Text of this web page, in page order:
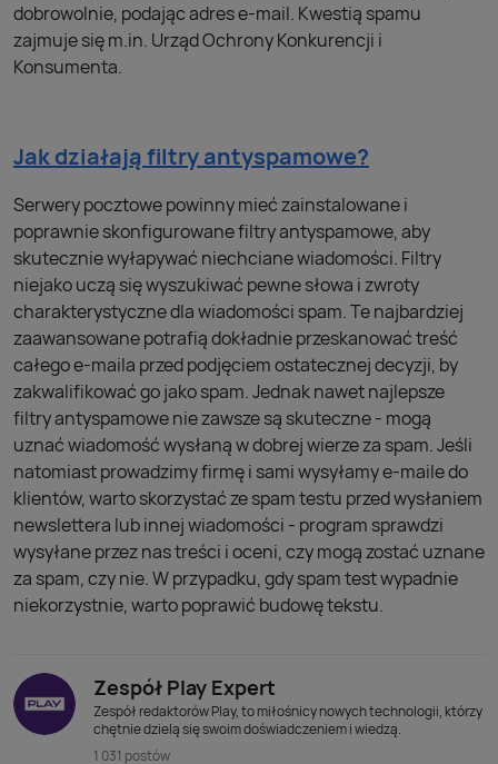
dobrowolnie, podając adres e-mail. Kwestią spamu
zajmuje się m.in. Urząd Ochrony Konkurencji i
Konsumenta.
Jak działają filtry antyspamowe?
Serwery pocztowe powinny mieć zainstalowane i
poprawnie skonfigurowane filtry antyspamowe, aby
skutecznie wyłapywać niechciane wiadomości. Filtry
niejako uczą się wyszukiwać pewne słowa i zwroty
charakterystyczne dla wiadomości spam. Te najbardziej
zaawansowane potrafią dokładnie przeskanować treść
całego e-maila przed podjęciem ostatecznej decyzji, by
zakwalifikować go jako spam. Jednak nawet najlepsze
filtry antyspamowe nie zawsze są skuteczne - mogą
uznać wiadomość wysłaną w dobrej wierze za spam. Jeśli
natomiast prowadzimy firmę i sami wysyłamy e-maile do
klientów, warto skorzystać ze spam testu przed wysłaniem
newslettera lub innej wiadomości - program sprawdzi
wysyłane przez nas treści i oceni, czy mogą zostać uznane
za spam, czy nie. W przypadku, gdy spam test wypadnie
niekorzystnie, warto poprawić budowę tekstu.
Zespół Play Expert
Zespół redaktorów Play, to miłośnicy nowych technologii, którzy
chętnie dzielą się swoim doświadczeniem i wiedzą.
1 031 postów